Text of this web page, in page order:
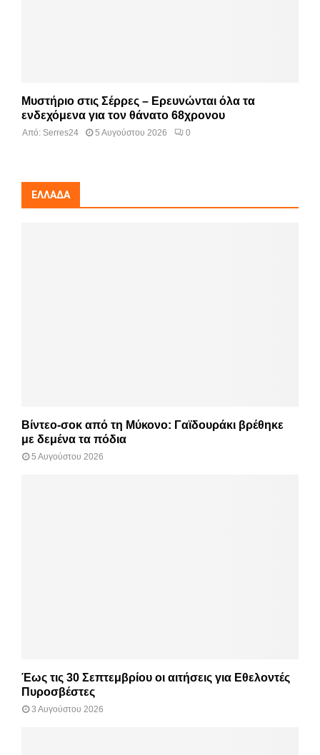
Μυστήριο στις Σέρρες – Ερευνώνται όλα τα
ενδεχόμενα για τον θάνατο 68χρονου
Από: Serres24 5 Αυγούστου 2026 0
ΕΛΛΆΔΑ
Βίντεο-σοκ από τη Μύκονο: Γαϊδουράκι βρέθηκε
με δεμένα τα πόδια
5 Αυγούστου 2026
Έως τις 30 Σεπτεμβρίου οι αιτήσεις για Εθελοντές
Πυροσβέστες
3 Αυγούστου 2026